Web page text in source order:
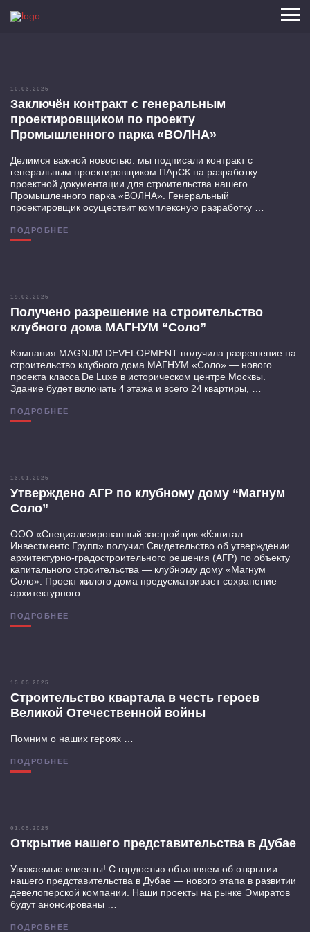
10.03.2026
Заключён контракт с генеральным
проектировщиком по проекту
Промышленного парка «ВОЛНА»
Делимся важной новостью: мы подписали контракт с
генеральным проектировщиком ПАрСК на разработку
проектной документации для строительства нашего
Промышленного парка «ВОЛНА». Генеральный
проектировщик осуществит комплексную разработку …
ПОДРОБНЕЕ
19.02.2026
Получено разрешение на строительство
клубного дома МАГНУМ “Соло”
Компания MAGNUM DEVELOPMENT получила разрешение на
строительство клубного дома МАГНУМ «Соло» — нового
проекта класса De Luxe в историческом центре Москвы.
Здание будет включать 4 этажа и всего 24 квартиры, …
ПОДРОБНЕЕ
13.01.2026
Утверждено АГР по клубному дому “Магнум
Соло”
ООО «Специализированный застройщик «Кэпитал
Инвестментс Групп» получил Свидетельство об утверждении
архитектурно-градостроительного решения (АГР) по объекту
капитального строительства — клубному дому «Магнум
Соло». Проект жилого дома предусматривает сохранение
архитектурного …
ПОДРОБНЕЕ
15.05.2025
Строительство квартала в честь героев
Великой Отечественной войны
Помним о наших героях …
ПОДРОБНЕЕ
01.05.2025
Открытие нашего представительства в Дубае
Уважаемые клиенты! С гордостью объявляем об открытии
нашего представительства в Дубае — нового этапа в развитии
девелоперской компании. Наши проекты на рынке Эмиратов
будут анонсированы …
ПОДРОБНЕЕ